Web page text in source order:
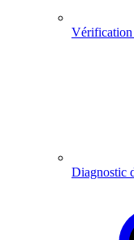
Vérification
Diagnostic